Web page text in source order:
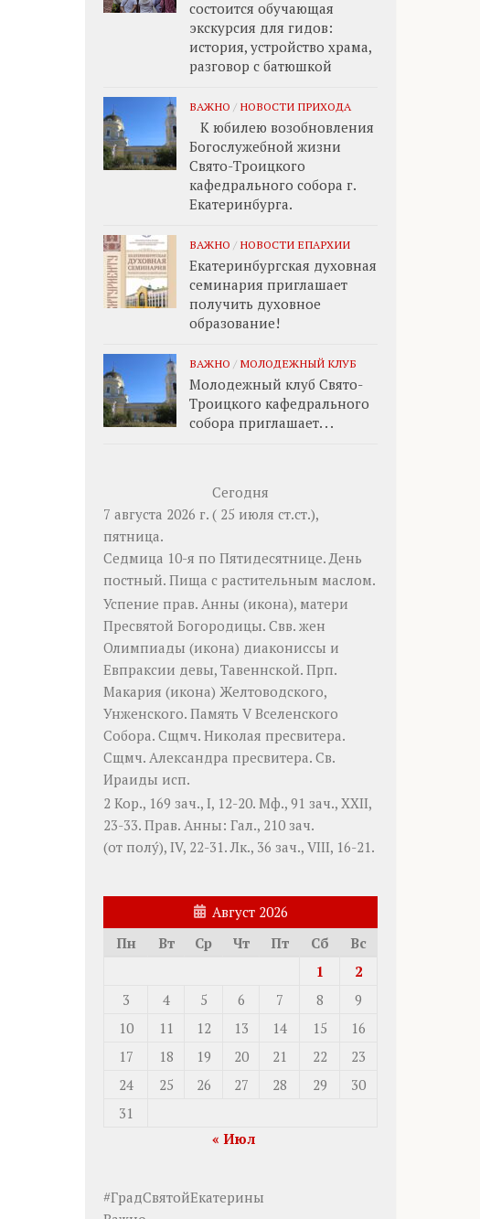
состоится обучающая
экскурсия для гидов:
история, устройство храма,
разговор с батюшкой
ВАЖНО / НОВОСТИ ПРИХОДА
К юбилею возобновления
Богослужебной жизни
Свято-Троицкого
кафедрального собора г.
Екатеринбурга.
ВАЖНО / НОВОСТИ ЕПАРХИИ
Екатеринбургская духовная
семинария приглашает
получить духовное
образование!
ВАЖНО / МОЛОДЕЖНЫЙ КЛУБ
Молодежный клуб Свято-
Троицкого кафедрального
собора приглашает. . .
Сегодня
7 августа 2026 г. ( 25 июля ст.ст.),
пятница.
Седмица 10-я по Пятидесятнице. День
постный. Пища с растительным маслом.
Успение прав. Анны (икона), матери
Пресвятой Богородицы. Свв. жен
Олимпиады (икона) диакониссы и
Евпраксии девы, Тавеннской. Прп.
Макария (икона) Желтоводского,
Унженского. Память V Вселенского
Собора. Сщмч. Николая пресвитера.
Сщмч. Александра пресвитера. Св.
Ираиды исп.
2 Кор., 169 зач., I, 12-20. Мф., 91 зач., XXII,
23-33. Прав. Анны: Гал., 210 зач.
(от полу́), IV, 22-31. Лк., 36 зач., VIII, 16-21.
Август 2026
Пн
Вт Ср Чт Пт Сб
Вс
1
2
3
4 5 6 7 8
9
10
11 12 13 14 15
16
17
18 19 20 21 22
23
24
25 26 27 28 29
30
31
« Июл
#ГрадСвятойЕкатерины